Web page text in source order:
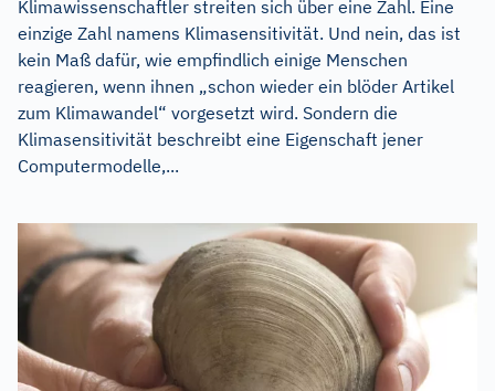
Klimawissenschaftler streiten sich über eine Zahl. Eine
einzige Zahl namens Klimasensitivität. Und nein, das ist
kein Maß dafür, wie empfindlich einige Menschen
reagieren, wenn ihnen „schon wieder ein blöder Artikel
zum Klimawandel“ vorgesetzt wird. Sondern die
Klimasensitivität beschreibt eine Eigenschaft jener
Computermodelle,...